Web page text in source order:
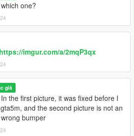
which one?
https://imgur.com/a/2mqP3qx
giả
In the first picture, it was fixed before I
and the second picture is not an
bumper